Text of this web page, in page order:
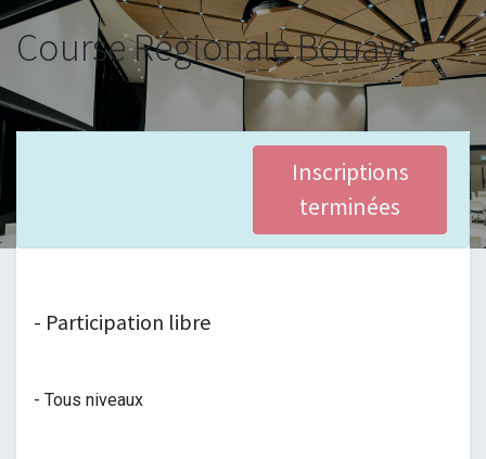
Course Régionale Bouaye
Inscriptions
terminées
- Participation libre
- Tous niveaux